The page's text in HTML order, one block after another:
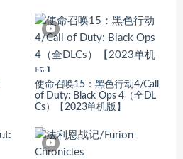
使命召唤15：黑色行动4/Call
of Duty: Black Ops 4（全DL
Cs）【2023单机版】